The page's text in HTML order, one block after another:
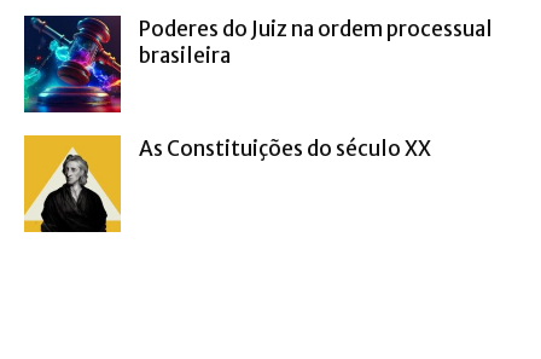
Poderes do Juiz na ordem processual
brasileira
As Constituições do século XX